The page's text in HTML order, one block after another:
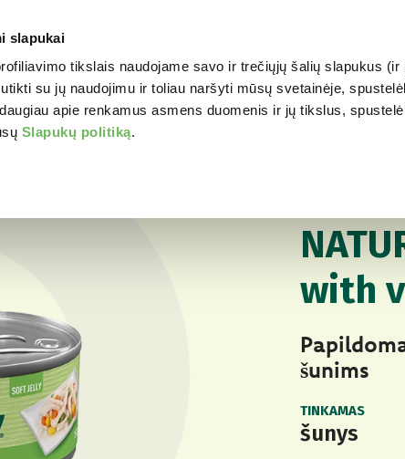
slapukai
tikslais naudojame savo ir trečiųjų šalių slapukus
su jų naudojimu ir toliau naršyti mūsų svetainėje,
apie renkamus asmens duomenis ir jų tikslus,
Slapukų politiką.
WORLD OF LOVE
with
šunims
TINKAMAS
šunys